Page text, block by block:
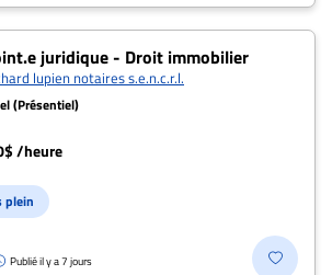
juridique - Droit immobilier
lupien notaires s.e.n.c.r.l.
(Présentiel)
/heure
plein
Publié il y a 7 jours